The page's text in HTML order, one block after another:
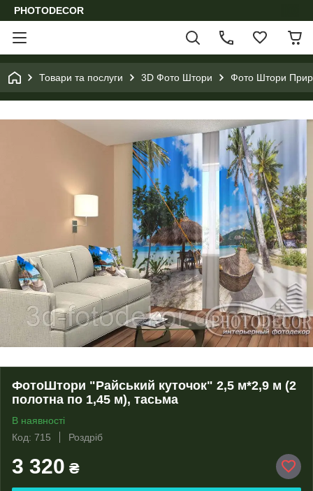
PHOTODECOR
Товари та послуги 3D Фото Штори Фото Штори
ФотоШтори "Райський куточок" 2,5 м*2,9 м (2
полотна по 1,45 м), тасьма
В наявності
Код: 715
Роздріб
3 320 ₴